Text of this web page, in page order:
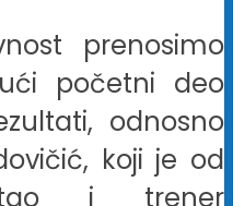
prenosimo
početni deo
odnosno
koji je od
i trener